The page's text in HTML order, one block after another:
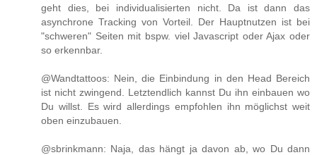
geht dies, bei individualisierten nicht. Da ist dann das
asynchrone Tracking von Vorteil. Der Hauptnutzen ist bei
"schweren" Seiten mit bspw. viel Javascript oder Ajax oder
so erkennbar.
@Wandtattoos: Nein, die Einbindung in den Head Bereich
ist nicht zwingend. Letztendlich kannst Du ihn einbauen wo
Du willst. Es wird allerdings empfohlen ihn möglichst weit
oben einzubauen.
@sbrinkmann: Naja, das hängt ja davon ab, wo Du dann